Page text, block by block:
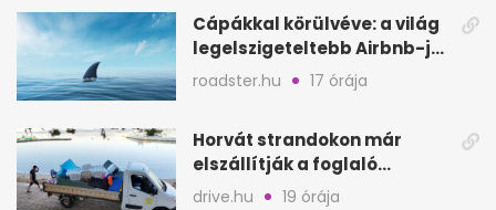
Cápákkal körülvéve: a világ
legelszigeteltebb Airbnb-je
a nyílt tengeren
roadster.hu 17 órája
Horvát strandokon már
elszállítják a foglaló
törölközőket is
drive.hu 19 órája